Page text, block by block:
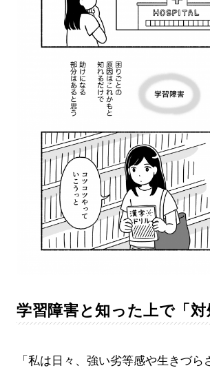
学習障害と知った上で「対
「私は日々、強い劣等感や生きづら